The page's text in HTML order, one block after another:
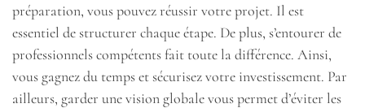
préparation, vous pouvez réussir votre projet. Il est
essentiel de structurer chaque étape. De plus, s’entourer de
professionnels compétents fait toute la différence. Ainsi,
vous gagnez du temps et sécurisez votre investissement. Par
ailleurs, garder une vision globale vous permet d’éviter les